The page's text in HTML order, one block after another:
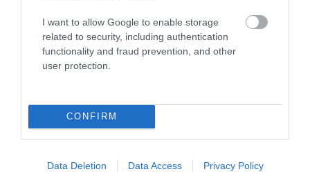
I want to allow Google to enable storage
related to security, including authentication
functionality and fraud prevention, and other
user protection.
CONFIRM
Data Deletion Data Access Privacy Policy
31.07.2026 15:10
Τι είναι η χολοκυστεκτομή στην οποία
υποβλήθηκε ο Μ.Χατζηγιάννης: Tα
συμπτώματα που οδηγούν στην επέμβαση